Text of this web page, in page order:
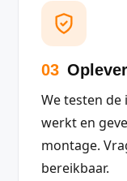
03
We testen de
werkt en
montage.
bereikbaar.